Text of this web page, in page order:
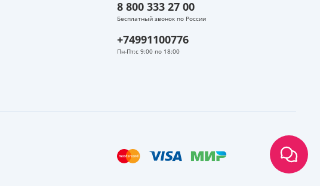
8 800 333 27 00
Бесплатный звонок по России
+74991100776
Пн-Пт:с 9:00 по 18:00